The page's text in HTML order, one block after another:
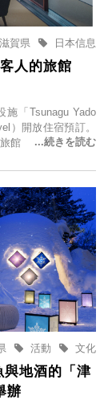
滋賀県 日本信息
人的旅館
「Tsunagu Yado
）開放住宿預訂。
館，展開一生一次
別時光。
文化
活動
與地酒的「津
辦